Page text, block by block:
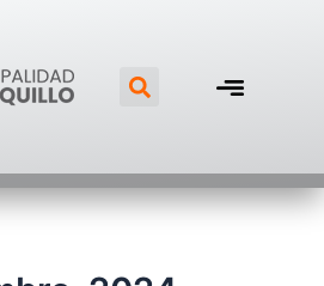
Search